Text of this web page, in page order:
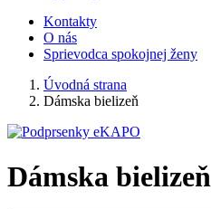
Kontakty
O nás
Sprievodca spokojnej ženy
Úvodná strana
Dámska bielizeň
Dámska bielizeň